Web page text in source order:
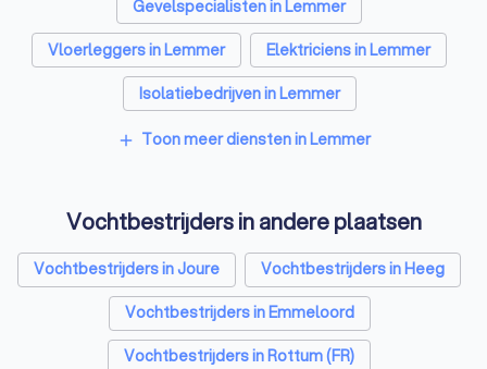
Gevelspecialisten in Lemmer
Vloerleggers in Lemmer
Elektriciens in Lemmer
Isolatiebedrijven in Lemmer
Ongediertebestrijders in Lemmer
Zonwering specialisten in Lemmer
Badkamer installateurs in Lemmer
Traprenovatie bedrijven in Lemmer
Schoorsteenvegers in Lemmer
add Toon meer diensten in Lemmer
Vochtbestrijders in andere plaatsen
Vochtbestrijders in Joure
Vochtbestrijders in Heeg
Vochtbestrijders in Emmeloord
Vochtbestrijders in Rottum (FR)